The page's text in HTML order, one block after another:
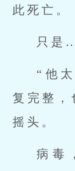
此死亡。
只是
“他
复完整，
摇头。
病毒